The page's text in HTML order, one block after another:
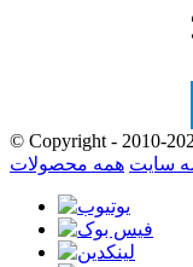
سایت همه محصولات